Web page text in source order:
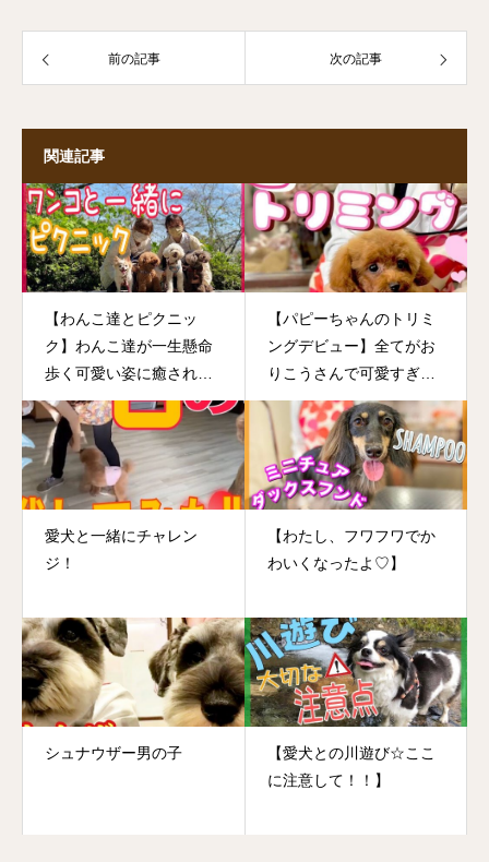
前の記事 次の記事
関連記事
【わんこ達とピクニッ
ク】わんこ達が一生懸命
歩く可愛い姿に癒されま
す♡
【パピーちゃんのトリミ
ングデビュー】全てがお
りこうさんで可愛すぎる
♡
愛犬と一緒にチャレン
ジ！
【わたし、フワフワでか
わいくなったよ♡】
シュナウザー男の子
【愛犬との川遊び☆ここ
に注意して！！】